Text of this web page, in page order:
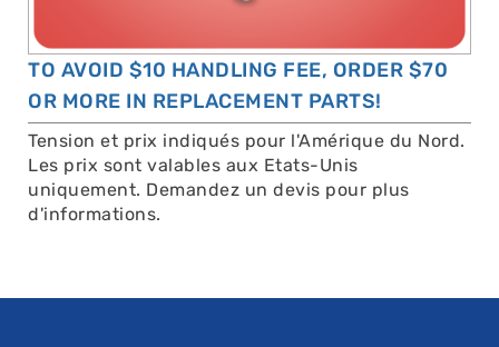
TO AVOID $10 HANDLING FEE, ORDER $70
OR MORE IN REPLACEMENT PARTS!
Tension et prix indiqués pour l'Amérique du Nord.
Les prix sont valables aux Etats-Unis
uniquement. Demandez un devis pour plus
d'informations.